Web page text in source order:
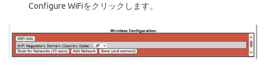
Configure WiFiをクリックします。